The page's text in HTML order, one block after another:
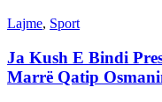
Lajme, Sport
Ja Kush E Bindi
Marrë Qatip